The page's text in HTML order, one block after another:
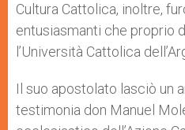
Cultura Cattolica, inoltre,
entusiasmanti che proprio
l’Università Cattolica
Il suo apostolato lasciò un
testimonia don Manuel